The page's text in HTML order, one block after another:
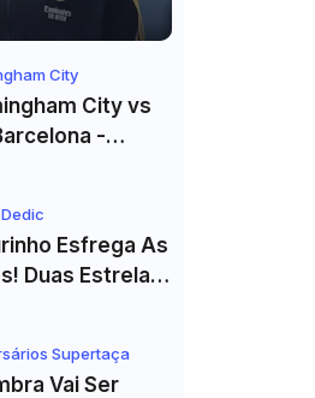
City
City vs
-
Esfrega As
Duas Estrelas
Supertaça
Vai Ser